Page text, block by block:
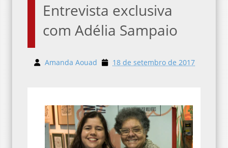
Entrevista exclusiva
com Adélia Sampaio
Amanda Aouad 18 de setembro de 2017